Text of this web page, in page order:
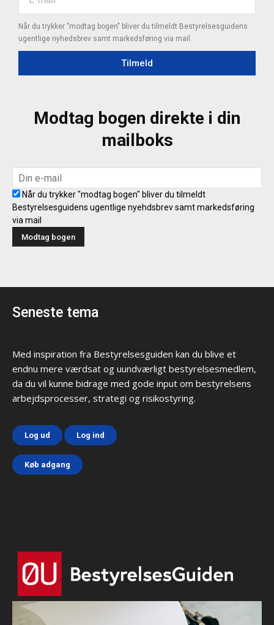
Når du trykker "modtag bogen" bliver du tilmeldt Bestyrelsesguidens
ugentlige nyhedsbrev samt markedsføring via mail.
Tilmeld
Modtag bogen direkte i din
mailboks
Når du trykker "modtag bogen" bliver du tilmeldt
Bestyrelsesguidens ugentlige nyehdsbrev samt markedsføring
via mail
Seneste tema
Med inspiration fra Bestyrelsesguiden kan du blive et
endnu mere værdsat og uundværligt bestyrelsesmedlem,
da du vil kunne bidrage med gode input om bestyrelsens
arbejdsprocesser, strategi og risikostyring.
Log ud Log ind
Køb adgang